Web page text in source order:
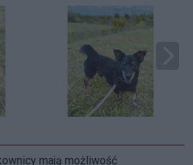
mają możliwość